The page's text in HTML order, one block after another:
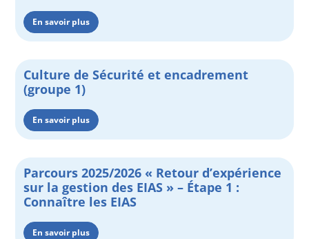
En savoir plus
Culture de Sécurité et encadrement
(groupe 1)
En savoir plus
Parcours 2025/2026 « Retour d’expérience
sur la gestion des EIAS » – Étape 1 :
Connaître les EIAS
En savoir plus